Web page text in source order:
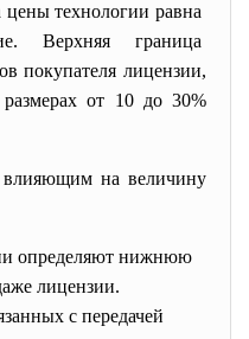
технологии равна
Верхняя граница
покупателя лицензии,
размерах от 10 до 30%
на величину
определяют нижнюю
лицензии.
с передачей